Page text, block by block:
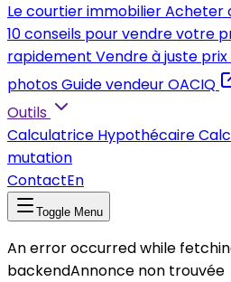
Le courtier immobilierAcheter
10 conseils pour vendre votre
rapidement Vendre à juste prix
photosGuide vendeur OACIQ
Outils
Calculatrice Hypothécaire
mutation
ContactEn
Toggle Menu
An error occurred while
backendAnnonce non trouvée